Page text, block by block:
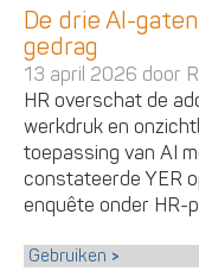
De drie AI-
gedrag
13 april 2026 door
HR overschat de
werkdruk en
toepassing van AI
constateerde YER
enquête onder HR-
Gebruiken